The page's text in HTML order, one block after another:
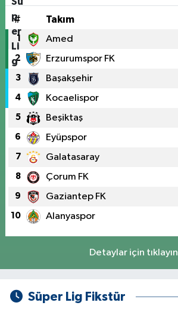
# Takım
1 Amed
2 Erzurumspor FK
3 Başakşehir
4 Kocaelispor
5 Beşiktaş
6 Eyüpspor
7 Galatasaray
8 Çorum FK
9 Gaziantep FK
10 Alanyaspor
Detaylar için tıklayın
Süper Lig Fikstür